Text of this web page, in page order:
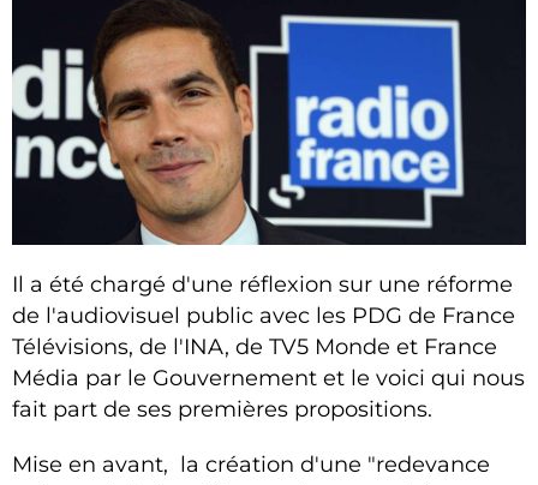
Il a été chargé d'une réflexion sur une réforme
de l'audiovisuel public avec les PDG de France
Télévisions, de l'INA, de TV5 Monde et France
Média par le Gouvernement et le voici qui nous
fait part de ses premières propositions.
Mise en avant, la création d'une "redevance